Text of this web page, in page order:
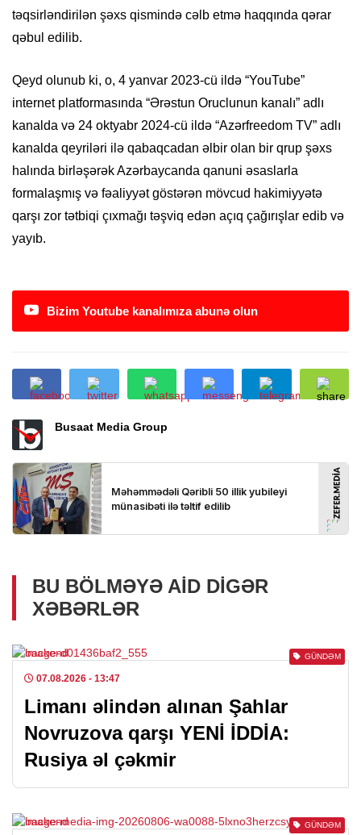
təqsirləndirilən şəxs qismində cəlb etmə haqqında qərar
qəbul edilib.
Qeyd olunub ki, o, 4 yanvar 2023-cü ildə “YouTube”
internet platformasında “Ərəstun Oruclunun kanalı” adlı
kanalda və 24 oktyabr 2024-cü ildə “Azərfreedom TV” adlı
kanalda qeyriləri ilə qabaqcadan əlbir olan bir qrup şəxs
halında birləşərək Azərbaycanda qanuni əsaslarla
formalaşmış və fəaliyyət göstərən mövcud hakimiyyətə
qarşı zor tətbiqi çıxmağı təşviq edən açıq çağırışlar edib və
yayıb.
Bizim Youtube kanalımıza abunə olun
Busaat Media Group
BU BÖLMƏYƏ AID DIGƏR
XƏBƏRLƏR
GÜNDƏM
07.08.2026 - 13:47
Limanı əlindən alınan Şahlar
Novruzova qarşı YENİ İDDİA:
Rusiya əl çəkmir
GÜNDƏM